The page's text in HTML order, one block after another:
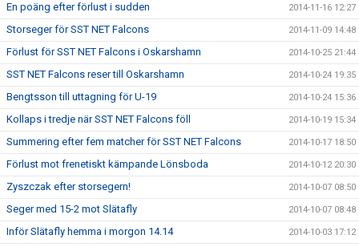
En poäng efter förlust i sudden 2014-11-16 12:27
Storseger för SST NET Falcons 2014-11-09 14:48
Förlust för SST NET Falcons i Oskarshamn 2014-10-25 21:44
SST NET Falcons reser till Oskarshamn 2014-10-24 19:35
Bengtsson till uttagning för U-19 2014-10-24 15:36
Kollaps i tredje när SST NET Falcons föll 2014-10-19 15:34
Summering efter fem matcher för SST NET Falcons 2014-10-17 18:50
Förlust mot frenetiskt kämpande Lönsboda 2014-10-12 20:30
Zyszczak efter storsegern! 2014-10-07 08:50
Seger med 15-2 mot Slätafly 2014-10-07 08:48
Inför Slätafly hemma i morgon 14.14 2014-10-03 17:12